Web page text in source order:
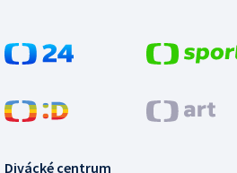
Divácké centrum